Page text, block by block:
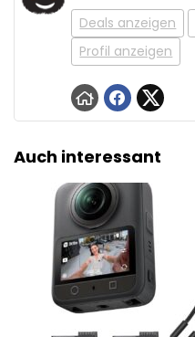
Deals anzeigen
Profil anzeigen
Auch interessant